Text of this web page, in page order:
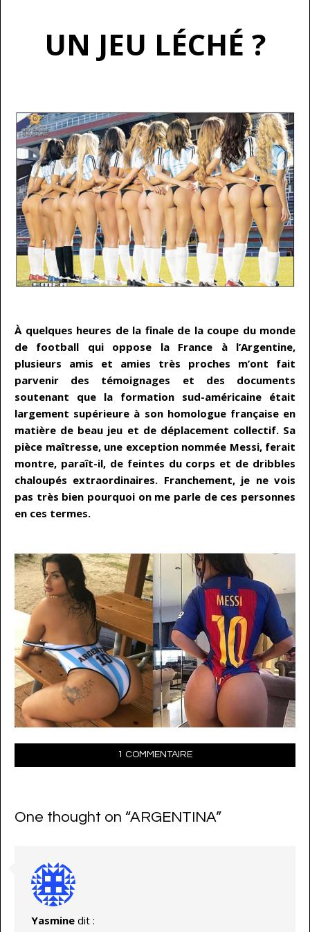
UN JEU LÉCHÉ ?
À quelques heures de la finale de la coupe du monde
de football qui oppose la France à l’Argentine,
plusieurs amis et amies très proches m’ont fait
parvenir des témoignages et des documents
soutenant que la formation sud-américaine était
largement supérieure à son homologue française en
matière de beau jeu et de déplacement collectif. Sa
pièce maîtresse, une exception nommée Messi, ferait
montre, paraît-il, de feintes du corps et de dribbles
chaloupés extraordinaires. Franchement, je ne vois
pas très bien pourquoi on me parle de ces personnes
en ces termes.
1 COMMENTAIRE
One thought on “ARGENTINA”
Yasmine dit :